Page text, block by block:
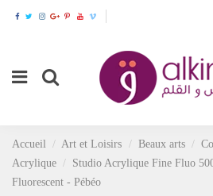
Accueil Art et Loisirs Beaux arts
Acrylique
Studio Acrylique Fine Fluo
Fluorescent - Pébéo